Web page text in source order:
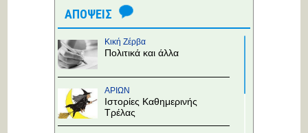
ΑΠΟΨΕΙΣ
Κική Ζέρβα
Πολιτικά και άλλα
ΑΡΙΩΝ
Ιστορίες Καθημερινής
Τρέλας